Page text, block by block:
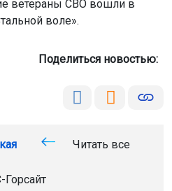
ветераны СВО вошли в
воле».
Поделиться новостью:
Читать все
Горсайт